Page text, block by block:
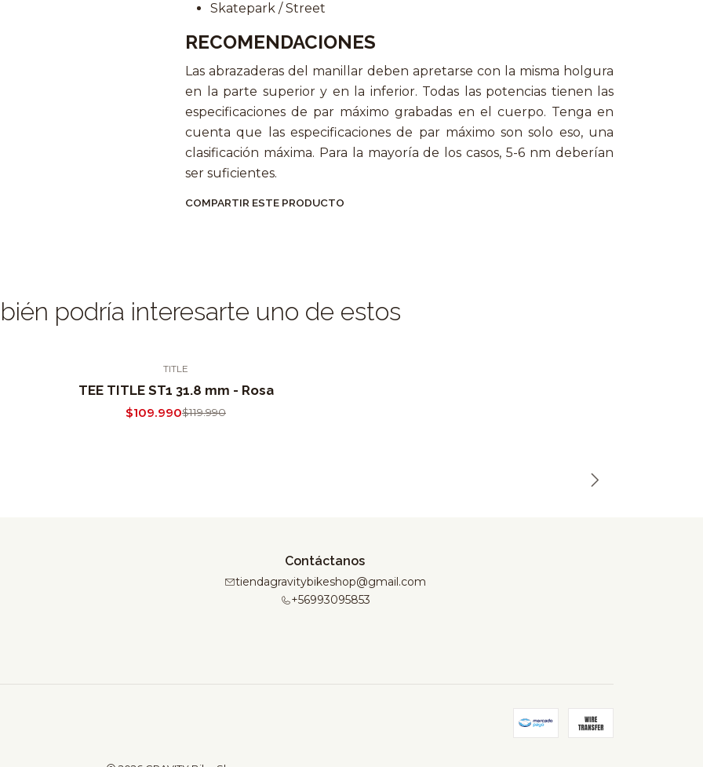
Skatepark / Street
RECOMENDACIONES
Las abrazaderas del manillar deben apretarse con la misma holgura
en la parte superior y en la inferior. Todas las potencias tienen las
especificaciones de par máximo grabadas en el cuerpo. Tenga en
cuenta que las especificaciones de par máximo son solo eso, una
clasificación máxima. Para la mayoría de los casos, 5-6 nm deberían
ser suficientes.
COMPARTIR ESTE PRODUCTO
podría interesarte uno de estos
TITLE
TEE TITLE ST1 31.8 mm - Rosa
$109.990$119.990
Contáctanos
tiendagravitybikeshop@gmail.com
+56993095853